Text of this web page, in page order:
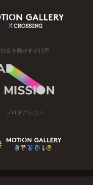
社会を動かすかけ声
プロダクション